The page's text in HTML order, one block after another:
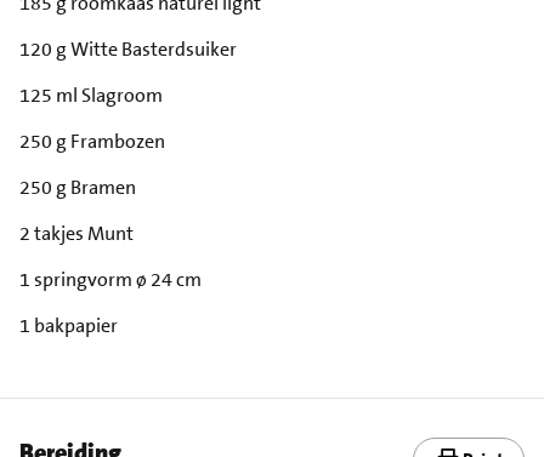
120 g Witte Basterdsuiker
125 ml Slagroom
250 g Frambozen
250 g Bramen
2 takjes Munt
1 springvorm ø 24 cm
1 bakpapier